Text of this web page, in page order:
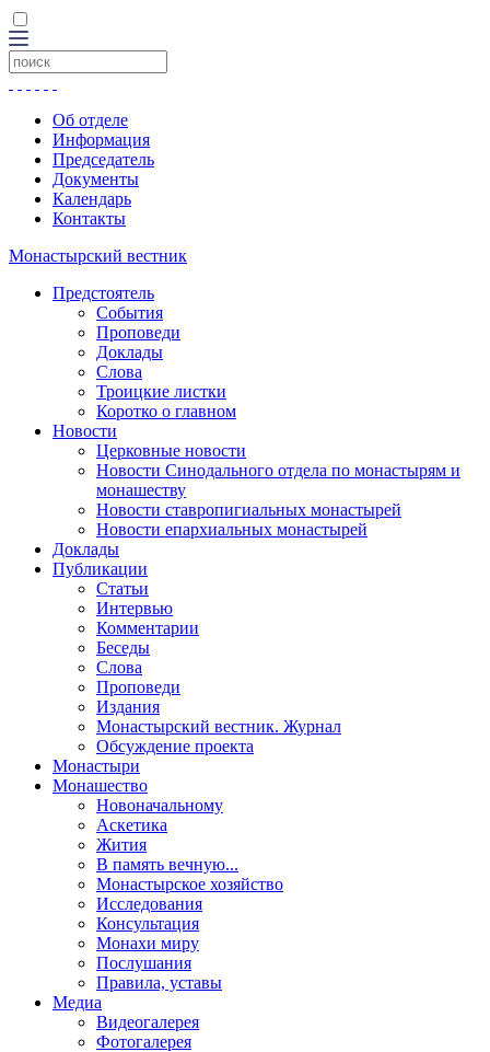
Об отделе
Информация
Председатель
Документы
Календарь
Контакты
Монастырский вестник
Предстоятель
События
Проповеди
Доклады
Слова
Троицкие листки
Коротко о главном
Новости
Церковные новости
Новости Синодального отдела по монастырям и
монашеству
Новости ставропигиальных монастырей
Новости епархиальных монастырей
Доклады
Публикации
Статьи
Интервью
Комментарии
Беседы
Слова
Проповеди
Издания
Монастырский вестник. Журнал
Обсуждение проекта
Монастыри
Монашество
Новоначальному
Аскетика
Жития
В память вечную...
Монастырское хозяйство
Исследования
Консультация
Монахи миру
Послушания
Правила, уставы
Медиа
Видеогалерея
Фотогалерея